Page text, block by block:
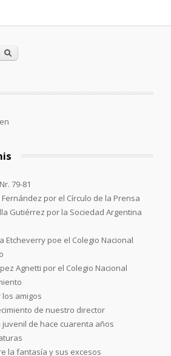
Search
79-81
Fernández por el Círculo de la Prensa
Gutiérrez por la Sociedad Argentina
Etcheverry poe el Colegio Nacional
Agnetti por el Colegio Nacional
los amigos
de nuestro director
juvenil de hace cuarenta años
la fantasía y sus excesos